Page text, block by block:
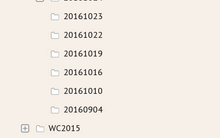
20161023
20161022
20161019
20161016
20161010
20160904
WC2015